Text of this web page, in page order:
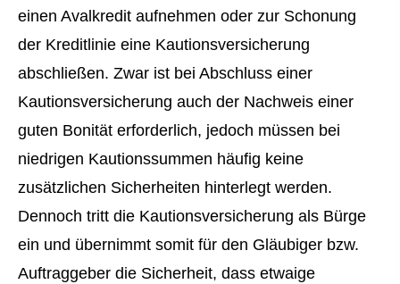
einen Avalkredit aufnehmen oder zur Schonung
der Kreditlinie eine Kautionsversicherung
abschließen. Zwar ist bei Abschluss einer
Kautionsversicherung auch der Nachweis einer
guten Bonität erforderlich, jedoch müssen bei
niedrigen Kautionssummen häufig keine
zusätzlichen Sicherheiten hinterlegt werden.
Dennoch tritt die Kautionsversicherung als Bürge
ein und übernimmt somit für den Gläubiger bzw.
Auftraggeber die Sicherheit, dass etwaige